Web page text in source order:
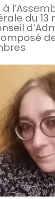
à
du 13